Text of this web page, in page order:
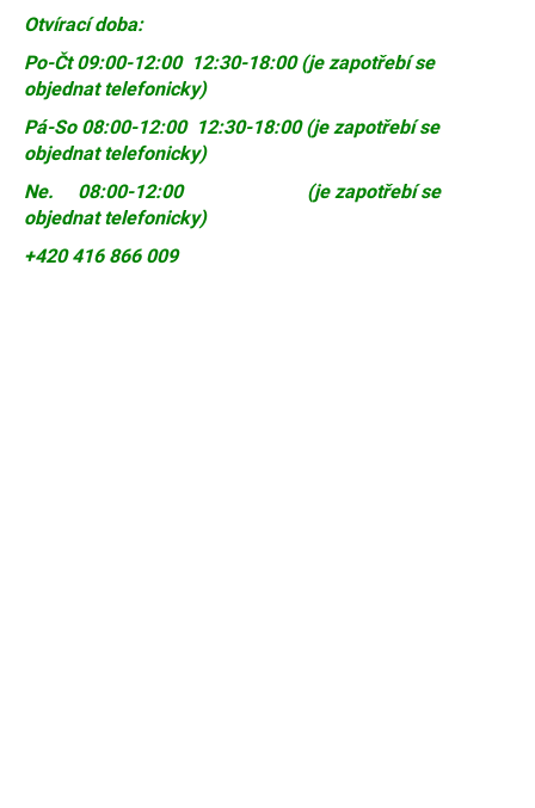
Otvírací doba:
Po-Čt 09:00-12:00 12:30-18:00 (je zapotřebí se
objednat telefonicky)
Pá-So 08:00-12:00 12:30-18:00 (je zapotřebí se
objednat telefonicky)
Ne. 08:00-12:00 (je zapotřebí se
objednat telefonicky)
+420 416 866 009